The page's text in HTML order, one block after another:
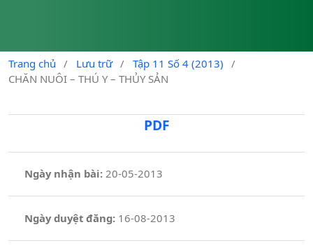
Trang chủ / Lưu trữ / Tập 11 Số 4 (2013)
/
CHĂN NUÔI – THÚ Y – THỦY SẢN
PDF
Ngày nhận bài: 20-05-2013
Ngày duyệt đăng:16-08-2013